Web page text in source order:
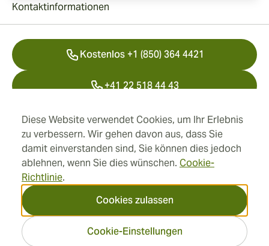
Diese Website verwendet Cookies, um Ihr Erlebnis
zu verbessern. Wir gehen davon aus, dass Sie
damit einverstanden sind, Sie können dies jedoch
ablehnen, wenn Sie dies wünschen. Cookie-
Richtlinie.
Cookies zulassen
Cookie-Einstellungen
Adresse
Informationen
Kontaktinformationen
Kostenlos +1 (850) 364 4421
+41 22 518 44 43
info@swisscubancigars.com
2026 SwissCubanCigars.de
— Cigar Group. Alle Rechte